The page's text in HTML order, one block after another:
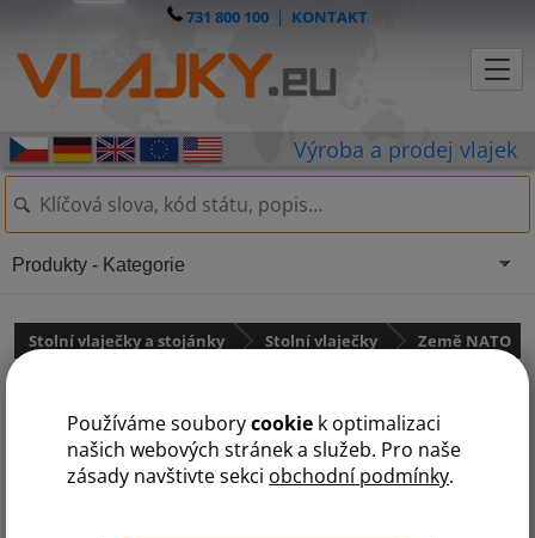
Používáme souborycookie k optimalizaci
našich webových stránek a služeb. Pro naše
zásady navštivte sekci obchodní podmínky.
731 800 100 | KONTAKT
Stolní vlaječky a stojánky Stolní vlaječky Země NATO
Produkty - Kategorie